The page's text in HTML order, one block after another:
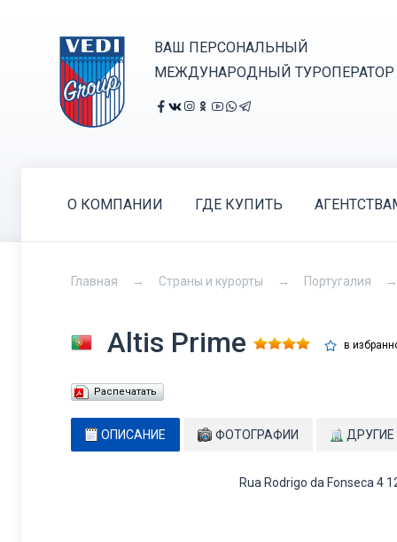
ВАШ ПЕРСОНАЛЬНЫЙ
МЕЖДУНАРОДНЫЙ ТУРОПЕРАТОР
О КОМПАНИИ ГДЕ КУПИТЬ
Главная Страны и курорты Португалия
Altis Prime в
Распечатать
ОПИСАНИЕ ФОТОГРАФИИ
Rua Rodrigo da Fonseca 4